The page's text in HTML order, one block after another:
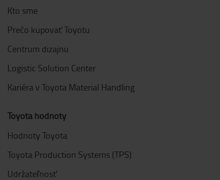
Kto sme
Prečo kupovať Toyotu
Centrum dizajnu
Logistic Solution Center
Kariéra v Toyota Material Handling
Toyota hodnoty
Hodnoty Toyota
Toyota Production Systems (TPS)
Udržateľnosť